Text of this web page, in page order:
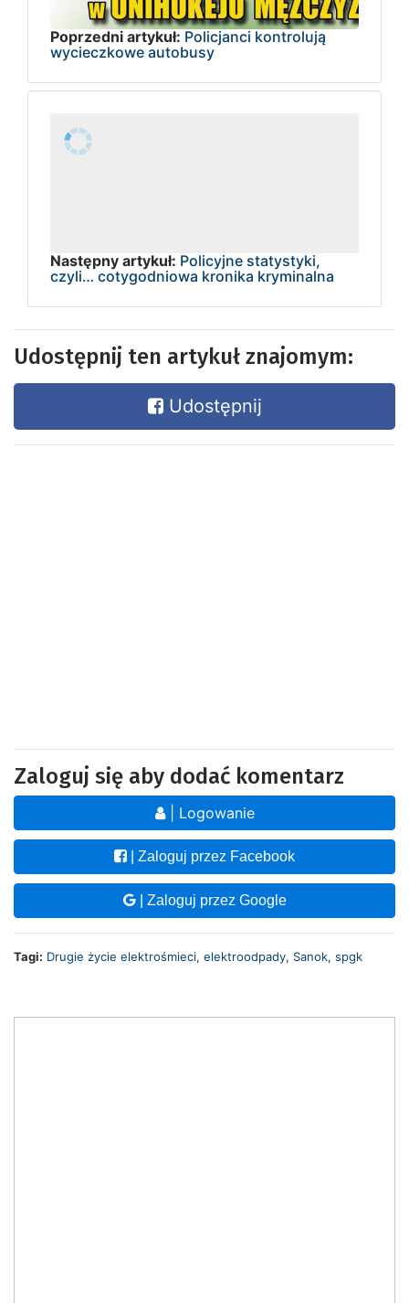
Poprzedni artykuł: Policjanci kontrolują
wycieczkowe autobusy
Następny artykuł: Policyjne statystyki,
czyli… cotygodniowa kronika kryminalna
Udostępnij ten artykuł znajomym:
Udostępnij
Zaloguj się aby dodać komentarz
| Logowanie
| Zaloguj przez Facebook
| Zaloguj przez Google
Tagi: Drugie życie elektrośmieci, elektroodpady, Sanok, spgk